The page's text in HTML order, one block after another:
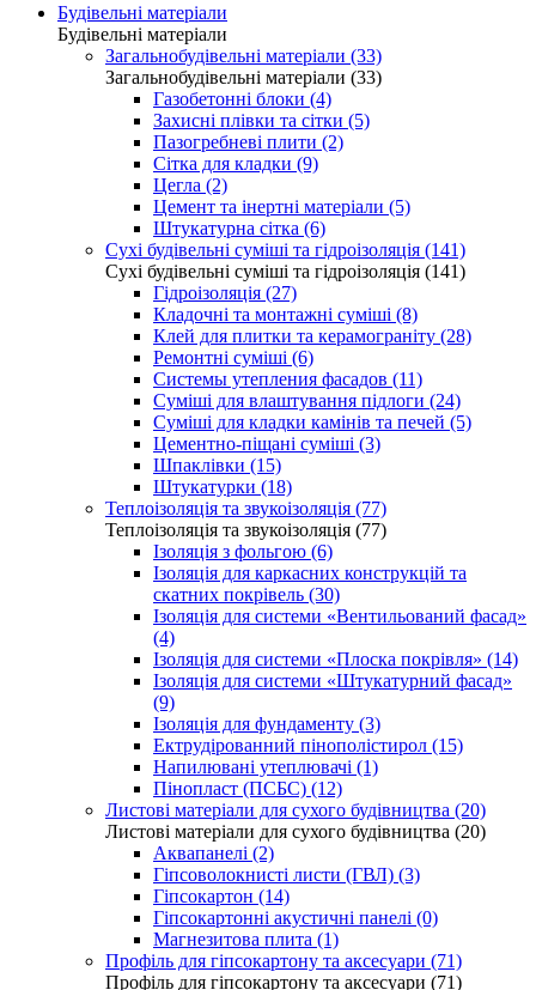
Будівельні матеріали
Будівельні матеріали
Загальнобудівельні матеріали (33)
Загальнобудівельні матеріали (33)
Газобетонні блоки (4)
Захисні плівки та сітки (5)
Пазогребневі плити (2)
Сітка для кладки (9)
Цегла (2)
Цемент та інертні матеріали (5)
Штукатурна сітка (6)
Сухі будівельні суміші та гідроізоляція (141)
Сухі будівельні суміші та гідроізоляція (141)
Гідроізоляція (27)
Кладочні та монтажні суміші (8)
Клей для плитки та керамограніту (28)
Ремонтні суміші (6)
Системы утепления фасадов (11)
Суміші для влаштування підлоги (24)
Суміші для кладки камінів та печей (5)
Цементно-піщані суміші (3)
Шпаклівки (15)
Штукатурки (18)
Теплоізоляція та звукоізоляція (77)
Теплоізоляція та звукоізоляція (77)
Ізоляція з фольгою (6)
Ізоляція для каркасних конструкцій та
скатних покрівель (30)
Ізоляція для системи «Вентильований фасад»
(4)
Ізоляція для системи «Плоска покрівля» (14)
Ізоляція для системи «Штукатурний фасад»
(9)
Ізоляція для фундаменту (3)
Ектрудірованний пінополістирол (15)
Напилювані утеплювачі (1)
Пінопласт (ПСБС) (12)
Листові матеріали для сухого будівництва (20)
Листові матеріали для сухого будівництва (20)
Аквапанелі (2)
Гіпсоволокнисті листи (ГВЛ) (3)
Гіпсокартон (14)
Гіпсокартонні акустичні панелі (0)
Магнезитова плита (1)
Профіль для гіпсокартону та аксесуари (71)
Профіль для гіпсокартону та аксесуари (71)